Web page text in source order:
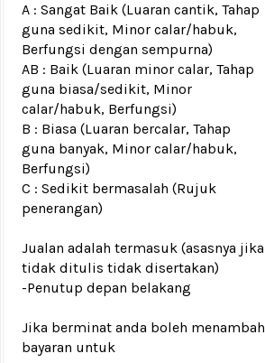
A : Sangat Baik (Luaran cantik, Tahap
guna sedikit, Minor calar/habuk,
Berfungsi dengan sempurna)
AB : Baik (Luaran minor calar, Tahap
guna biasa/sedikit, Minor
calar/habuk, Berfungsi)
B : Biasa (Luaran bercalar, Tahap
guna banyak, Minor calar/habuk,
Berfungsi)
C : Sedikit bermasalah (Rujuk
penerangan)
Jualan adalah termasuk (asasnya jika
tidak ditulis tidak disertakan)
-Penutup depan belakang
Jika berminat anda boleh menambah
bayaran untuk